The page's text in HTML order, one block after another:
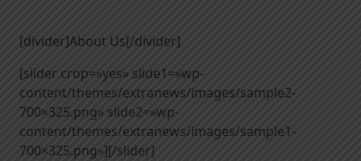
[divider]About Us[/divider]
[slider crop=»yes» slide1=»wp-
content/themes/extranews/images/sample2-
700×325.png» slide2=»wp-
content/themes/extranews/images/sample1-
700×325.png»][/slider]